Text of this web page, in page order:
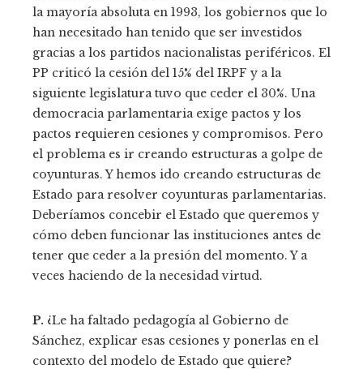
la mayoría absoluta en 1993, los gobiernos que lo
han necesitado han tenido que ser investidos
gracias a los partidos nacionalistas periféricos. El
PP criticó la cesión del 15% del IRPF y a la
siguiente legislatura tuvo que ceder el 30%. Una
democracia parlamentaria exige pactos y los
pactos requieren cesiones y compromisos. Pero
el problema es ir creando estructuras a golpe de
coyunturas. Y hemos ido creando estructuras de
Estado para resolver coyunturas parlamentarias.
Deberíamos concebir el Estado que queremos y
cómo deben funcionar las instituciones antes de
tener que ceder a la presión del momento. Y a
veces haciendo de la necesidad virtud.
P. ¿Le ha faltado pedagogía al Gobierno de
Sánchez, explicar esas cesiones y ponerlas en el
contexto del modelo de Estado que quiere?